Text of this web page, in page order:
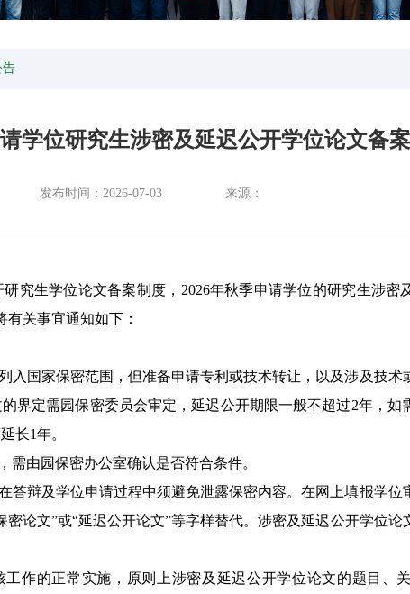
告
学位研究生涉密及延迟公开学位论文备
发布时间：2026-07-03 来源：
究生学位论文备案制度， 2026年秋季申请学位的研究生涉密
有关事宜通知如下：
入国家保密范围，但准备申请专利或技术转让，以及涉及技术
界定需园保密委员会审定，延迟公开期限一般不超过2年，如
长1年。
需由园保密办公室确认是否符合条件。
答辩及学位申请过程中须避免泄露保密内容。在网上填报学位
密论文”或“延迟公开论文”等字样替代。涉密及延迟公开学位论
作的正常实施，原则上涉密及延迟公开学位论文的题目、